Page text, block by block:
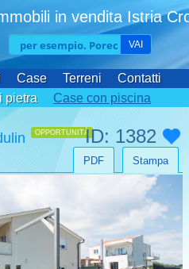
in vendita Istria
VAI
Case Terreni
Contatti
pietra Case con piscina
OPPORTUNITÀID: 1382
Stampa
PDF